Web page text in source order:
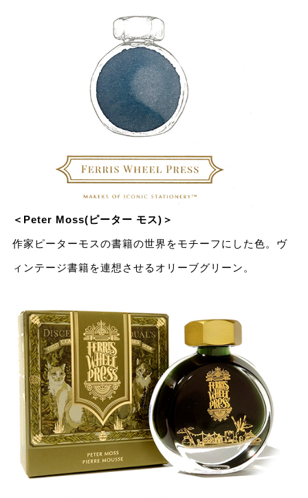
＜Peter Moss(ピーター モス)＞
作家ピーターモスの書籍の世界をモチーフにした⾊。ヴ
ィンテージ書籍を連想させるオリーブグリーン。